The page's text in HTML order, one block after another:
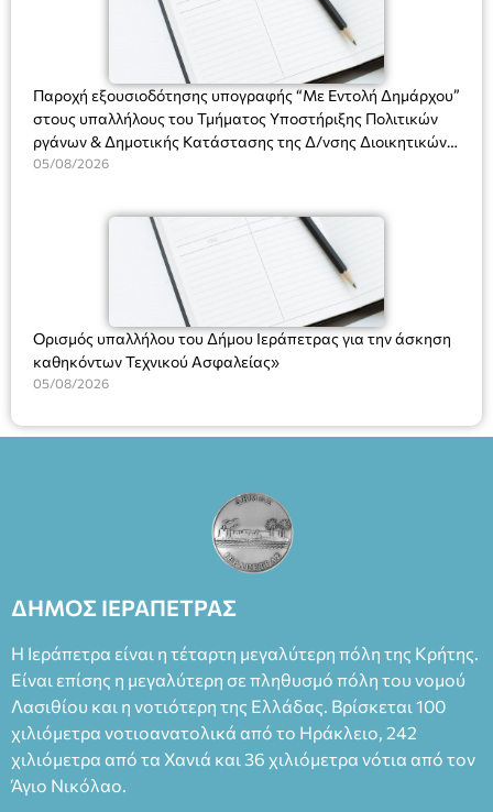
(Είσοδος ΕΠΑ.Λ.) Έναρξη 21:15 Οργάνωση: ΚΝΩΣΟΣ
ΘΕΑΤΡΙΚΕΣ ΠΑΡΑΓΩΓΕΣ ΕΕ
Παροχή εξουσιοδότησης υπογραφής “Με Εντολή Δημάρχου”
στους υπαλλήλους του Τμήματος Υποστήριξης Πολιτικών
ργάνων & Δημοτικής Κατάστασης της Δ/νσης Διοικητικών
Υπηρεσιών για αποφάσεις, πιστοποιητικά, πράξεις και
(Ν. 5314/2026).»
05/08/2026
Ορισμός υπαλλήλου του Δήμου Ιεράπετρας για την άσκηση
καθηκόντων Τεχνικού Ασφαλείας»
05/08/2026
ΔΗΜΟΣ ΙΕΡΑΠΕΤΡΑΣ
Η Ιεράπετρα είναι η τέταρτη μεγαλύτερη πόλη της Κρήτης.
Είναι επίσης η μεγαλύτερη σε πληθυσμό πόλη του νομού
Λασιθίου και η νοτιότερη της Ελλάδας. Βρίσκεται 100
χιλιόμετρα νοτιοανατολικά από το Ηράκλειο, 242
χιλιόμετρα από τα Χανιά και 36 χιλιόμετρα νότια από τον
Άγιο Νικόλαο.